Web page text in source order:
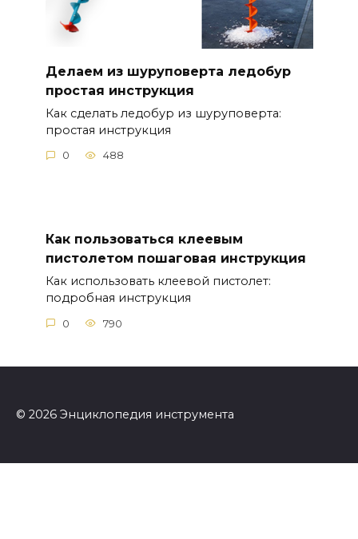
Делаем из шуруповерта ледобур
простая инструкция
Как сделать ледобур из шуруповерта:
простая инструкция
0 488
Как пользоваться клеевым
пистолетом пошаговая инструкция
Как использовать клеевой пистолет:
подробная инструкция
0 790
© 2026 Энциклопедия инструмента